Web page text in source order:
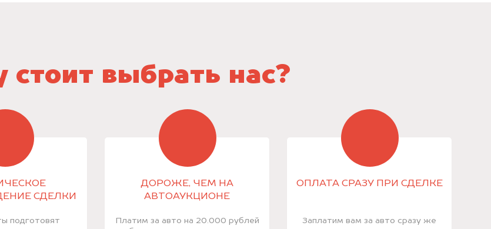
стоит выбрать нас?
СДЕЛКИ
подготовят
ДОРОЖЕ, ЧЕМ НА
АВТОАУКЦИОНЕ
Платим за авто на 20.000 рублей
ОПЛАТА СРАЗУ ПРИ СДЕЛКЕ
Заплатим вам за авто сразу же